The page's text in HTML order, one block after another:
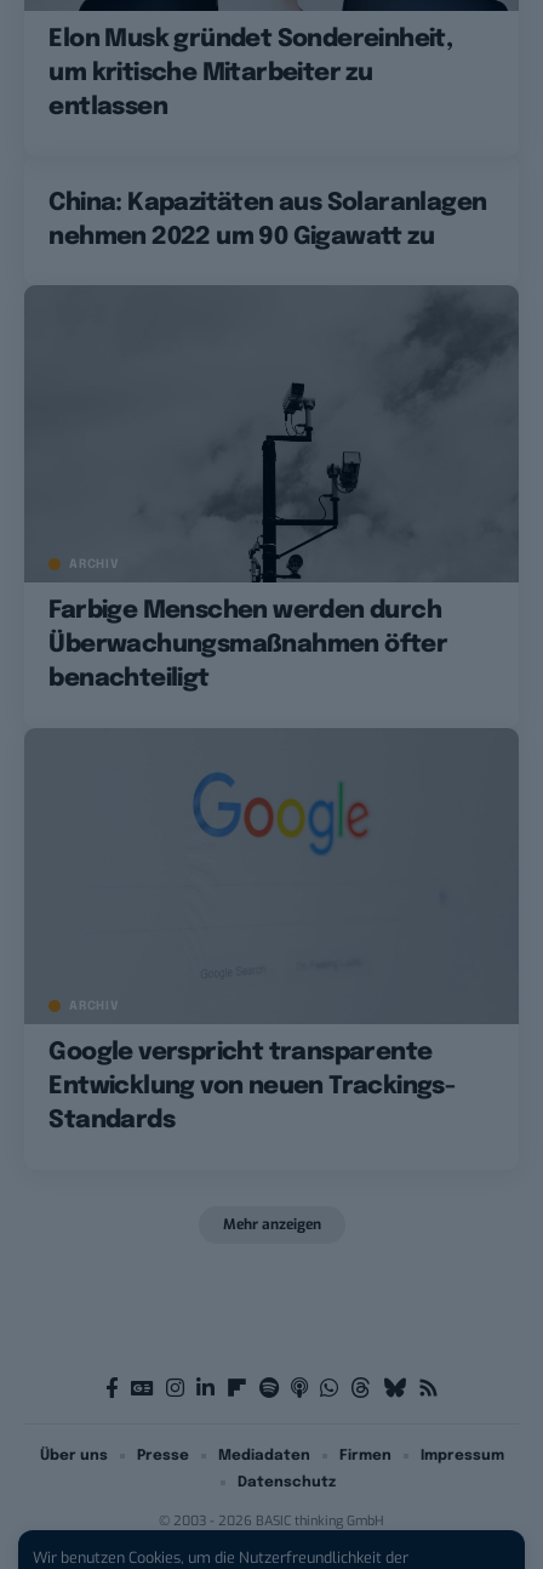
Wir benutzen Cookies, um die Nutzerfreundlichkeit der
Elon Musk gründet Sondereinheit,
um kritische Mitarbeiter zu
entlassen
China: Kapazitäten aus Solaranlagen
nehmen 2022 um 90 Gigawatt zu
ARCHIV
Farbige Menschen werden durch
Überwachungsmaßnahmen öfter
benachteiligt
ARCHIV
Google verspricht transparente
Entwicklung von neuen Trackings-
Standards
Mehr anzeigen
© 2003 - 2026 BASIC thinking GmbH
Über uns Presse Mediadaten Firmen
Impressum
Datenschutz